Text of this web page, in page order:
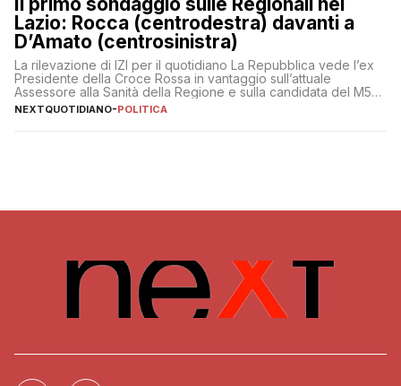
Lazio: Rocca (centrodestra) davanti a
D’Amato (centrosinistra)
La rilevazione di IZI per il quotidiano La Repubblica vede l’ex
Presidente della Croce Rossa in vantaggio sull’attuale
Assessore alla Sanità della Regione e sulla candidata del M5S
Donatella Bianchi
NEXTQUOTIDIANO-POLITICA